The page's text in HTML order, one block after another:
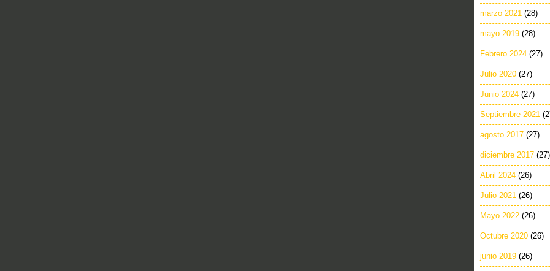
marzo 2021 (28)
mayo 2019 (28)
Febrero 2024 (27)
Julio 2020 (27)
Junio 2024 (27)
Septiembre 2021
agosto 2017 (27)
diciembre 2017 (27)
Abril 2024 (26)
Julio 2021 (26)
Mayo 2022 (26)
Octubre 2020 (26)
junio 2019 (26)